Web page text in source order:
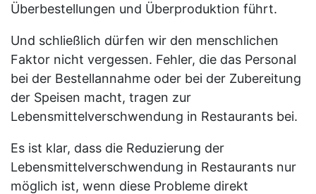
Überbestellungen und Überproduktion führt.
Und schließlich dürfen wir den menschlichen
Faktor nicht vergessen. Fehler, die das Personal
bei der Bestellannahme oder bei der Zubereitung
der Speisen macht, tragen zur
Lebensmittelverschwendung in Restaurants bei.
Es ist klar, dass die Reduzierung der
Lebensmittelverschwendung in Restaurants nur
möglich ist, wenn diese Probleme direkt